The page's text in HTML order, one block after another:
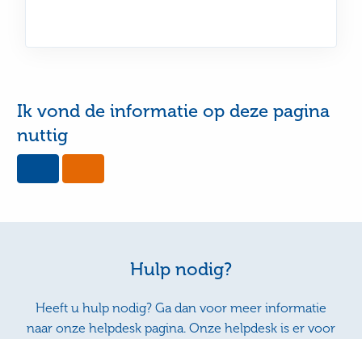
Ik vond de informatie op deze pagina
nuttig
this
this
Hulp nodig?
Heeft u hulp nodig? Ga dan voor meer informatie
naar onze helpdesk pagina. Onze helpdesk is er voor